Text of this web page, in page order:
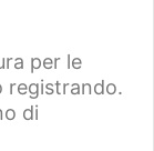
per le
registrando.
di